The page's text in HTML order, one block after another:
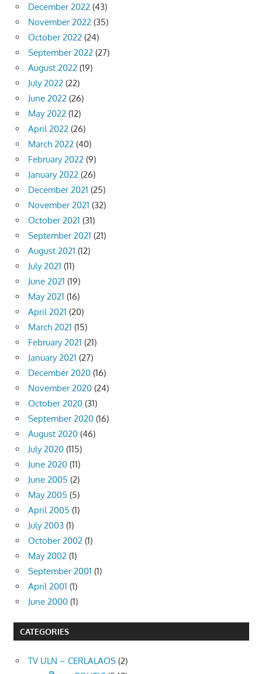
December 2022 (43)
November 2022 (35)
October 2022 (24)
September 2022 (27)
August 2022 (19)
July 2022 (22)
June 2022 (26)
May 2022 (12)
April 2022 (26)
March 2022 (40)
February 2022 (9)
January 2022 (26)
December 2021 (25)
November 2021 (32)
October 2021 (31)
September 2021 (21)
August 2021 (12)
July 2021 (11)
June 2021 (19)
May 2021 (16)
April 2021 (20)
March 2021 (15)
February 2021 (21)
January 2021 (27)
December 2020 (16)
November 2020 (24)
October 2020 (31)
September 2020 (16)
August 2020 (46)
July 2020 (115)
June 2020 (11)
June 2005 (2)
May 2005 (5)
April 2005 (1)
July 2003 (1)
October 2002 (1)
May 2002 (1)
September 2001 (1)
April 2001 (1)
June 2000 (1)
CATEGORIES
TV ULN – CERLALAOS (2)